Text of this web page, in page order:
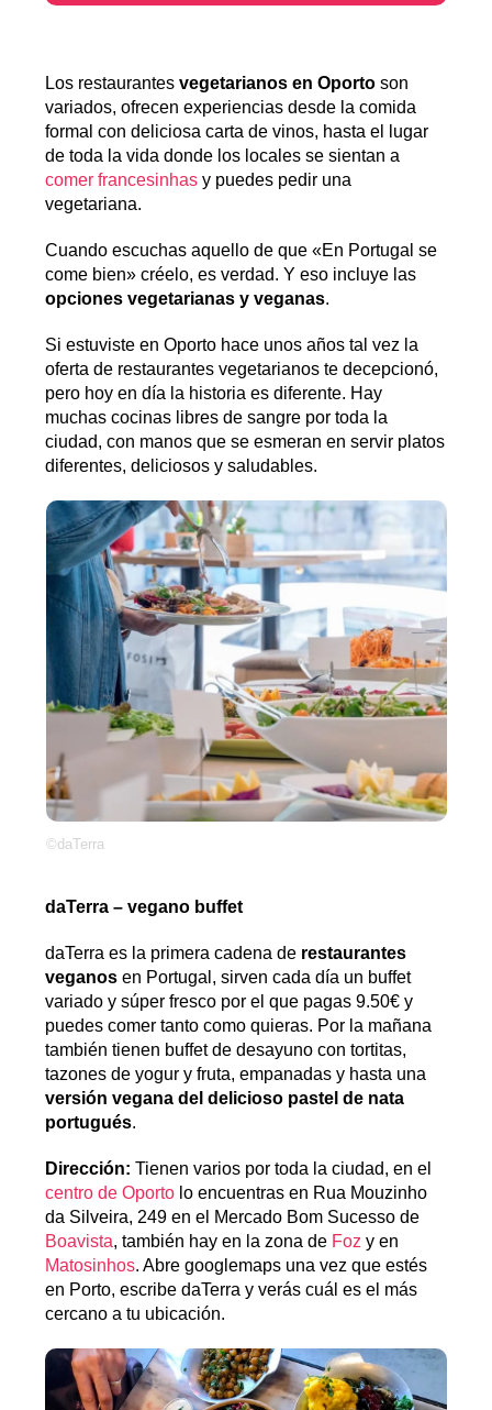
Los restaurantesvegetarianos en Oporto son
variados, ofrecen experiencias desde la comida
formal con deliciosa carta de vinos, hasta el lugar
de toda la vida donde los locales se sientan a
comer francesinhas y puedes pedir una
vegetariana.
Cuando escuchas aquello de que «En Portugal se
come bien» créelo, es verdad. Y eso incluye las
opciones vegetarianas y veganas.
Si estuviste en Oporto hace unos años tal vez la
oferta de restaurantes vegetarianos te decepcionó,
pero hoy en día la historia es diferente. Hay
muchas cocinas libres de sangre por toda la
ciudad, con manos que se esmeran en servir platos
diferentes, deliciosos y saludables.
©daTerra
daTerra – vegano buffet
daTerra es la primera cadena de restaurantes
veganos en Portugal, sirven cada día un buffet
variado y súper fresco por el que pagas 9.50€ y
puedes comer tanto como quieras. Por la mañana
también tienen buffet de desayuno con tortitas,
tazones de yogur y fruta, empanadas y hasta una
versión vegana del delicioso pastel de nata
portugués.
Dirección: Tienen varios por toda la ciudad, en el
centro de Oporto lo encuentras en Rua Mouzinho
da Silveira, 249 en el Mercado Bom Sucesso de
Boavista, también hay en la zona de Foz y en
Matosinhos. Abre googlemaps una vez que estés
en Porto, escribe daTerra y verás cuál es el más
cercano a tu ubicación.